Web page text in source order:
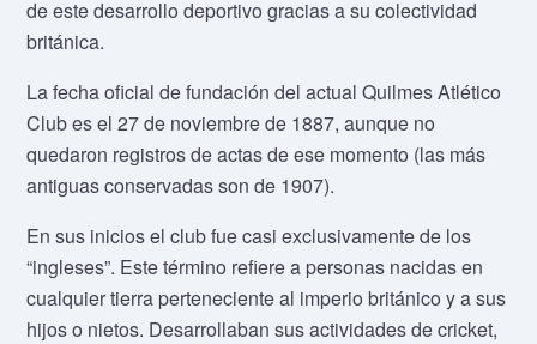
de este desarrollo deportivo gracias a su colectividad
británica.
La fecha oficial de fundación del actual Quilmes Atlético
Club es el 27 de noviembre de 1887, aunque no
quedaron registros de actas de ese momento (las más
antiguas conservadas son de 1907).
En sus inicios el club fue casi exclusivamente de los
“ingleses”. Este término refiere a personas nacidas en
cualquier tierra perteneciente al imperio británico y a sus
hijos o nietos. Desarrollaban sus actividades de cricket,